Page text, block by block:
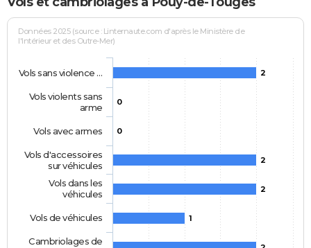
Données 2025 (source : Linternaute.com d'après le Ministère de
l'Intérieur et des Outre-Mer)
2
0
0
2
2
1
Vols sans violence …
Vols violents sans
arme
Vols avec armes
Vols d'accessoires
sur véhicules
Vols dans les
véhicules
Vols de véhicules
Cambriolages de